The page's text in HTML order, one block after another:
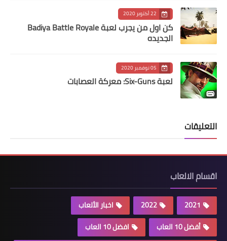
22 أكتوبر 2020
كن اول من يجرب لعبة Badiya Battle Royale
الجديده
05 نوفمبر 2020
لعبة Six-Guns: معركة العصابات
التعليقات
اقسام الالعاب
2021
2022
اخبار الألعاب
أفضل 10 العاب
افضل 10 العاب